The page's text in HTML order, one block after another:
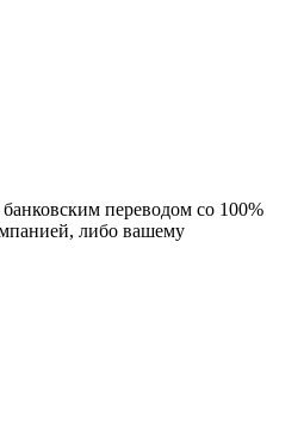
переводом со 100%
либо вашему